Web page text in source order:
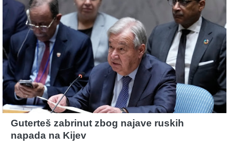
Guterteš zabrinut zbog najave ruskih
napada na Kijev